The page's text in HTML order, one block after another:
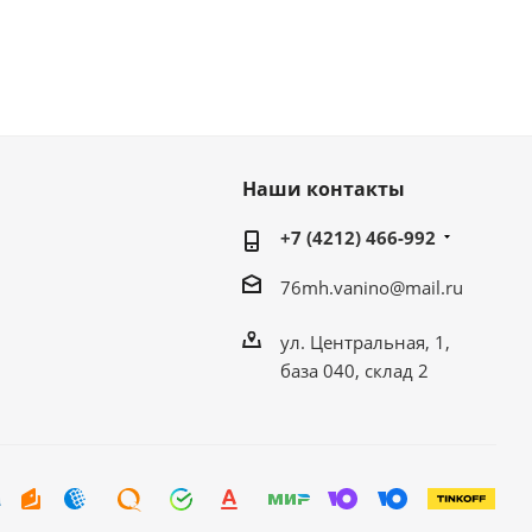
Наши контакты
+7 (4212) 466-992
76mh.vanino@mail.ru
ул. Центральная, 1,
база 040, склад 2